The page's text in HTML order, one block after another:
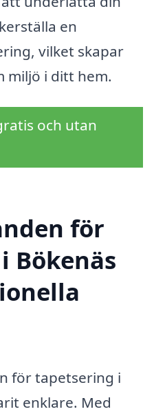
en
vilket skapar
miljö i ditt hem.
och utan
för
Bökenäs
för tapetsering i
enklare. Med